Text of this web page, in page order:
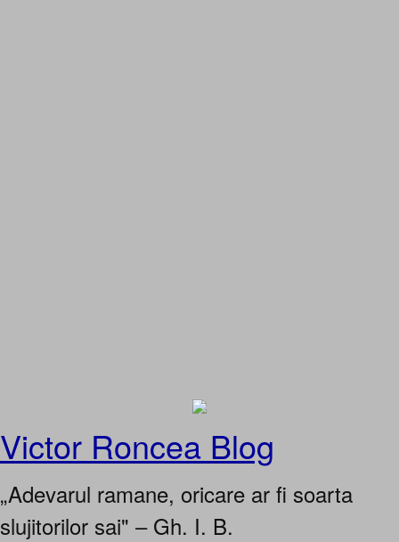
Victor Roncea Blog
„Adevarul ramane, oricare ar fi soarta
slujitorilor sai" – Gh. I. B.